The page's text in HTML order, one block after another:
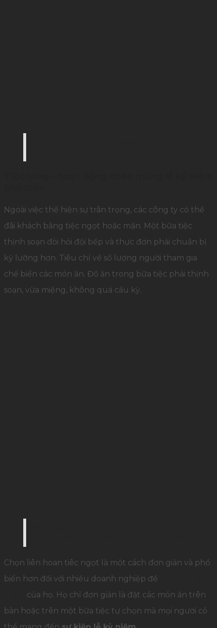
Ngoài việc thể hiện sự trân trọng, các công ty có thể
đãi khách bằng tiệc ngọt hoặc mặn. Một bữa tiệc
thịnh soạn đòi hỏi đội bếp và thực đơn phải chuẩn bị
kỹ lưỡng hơn. Tiêu chí về số lượng người tham gia
chế biến các món ăn. Đồ ăn trong bữa tiệc phải thịnh
soạn, vừa miệng, không quá cầu kỳ.
Chọn liên hoan tiêc ngọt là một cách đơn giản và phổ
biến hơn đối với nhiều doanh nghiệp để
của họ. Họ chỉ đơn giản là đặt các món ăn trên
bàn hoặc trên một bữa tiệc tự chọn mà mọi người có